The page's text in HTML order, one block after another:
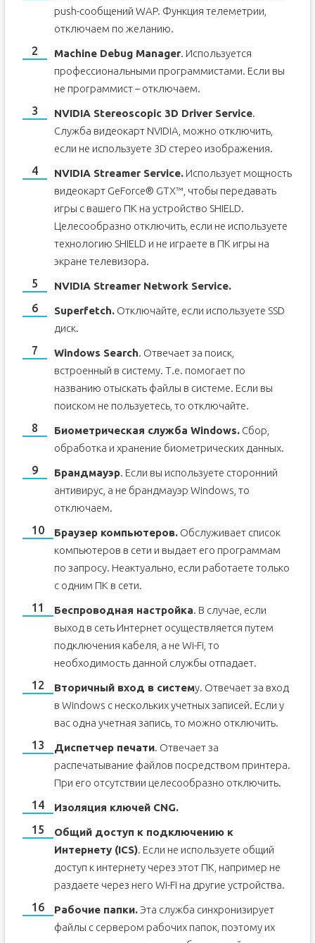
push-сообщений WAP. Функция телеметрии,
отключаем по желанию.
Machine Debug Manager. Используется
профессиональными программистами. Если вы
не программист – отключаем.
NVIDIA Stereoscopic 3D Driver Service.
Служба видеокарт NVIDIA, можно отключить,
если не используете 3D стерео изображения.
NVIDIA Streamer Service.Использует мощность
видеокарт GeForce® GTX™, чтобы передавать
игры с вашего ПК на устройство SHIELD.
Целесообразно отключить, если не используете
технологию SHIELD и не играете в ПК игры на
экране телевизора.
NVIDIA Streamer Network Service.
Superfetch.Отключайте, если используете SSD
диск.
Windows Search. Отвечает за поиск,
встроенный в систему. Т.е. помогает по
названию отыскать файлы в системе. Если вы
поиском не пользуетесь, то отключайте.
Биометрическая служба Windows.Сбор,
обработка и хранение биометрических данных.
Брандмауэр. Если вы используете сторонний
антивирус, а не брандмауэр Windows, то
отключаем.
Браузер компьютеров.Обслуживает список
компьютеров в сети и выдает его программам
по запросу. Неактуально, если работаете только
с одним ПК в сети.
Беспроводная настройка. В случае, если
выход в сеть Интернет осуществляется путем
подключения кабеля, а не Wi-Fi, то
необходимость данной службы отпадает.
Вторичный вход в систему. Отвечает за вход
в Windows с нескольких учетных записей. Если у
вас одна учетная запись, то можно отключить.
Диспетчер печати. Отвечает за
распечатывание файлов посредством принтера.
При его отсутствии целесообразно отключить.
Изоляция ключей CNG.
Общий доступ к подключению к
Интернету (ICS). Если не используете общий
доступ к интернету через этот ПК, например не
раздаете через него Wi-Fi на другие устройства.
Рабочие папки.Эта служба синхронизирует
файлы с сервером рабочих папок, поэтому их